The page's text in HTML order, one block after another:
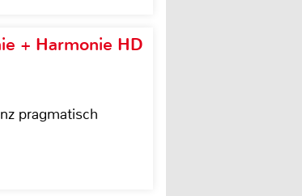
+ Harmonie HD
pragmatisch